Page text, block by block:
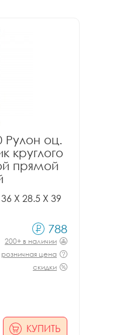
Рулон оц.
круглого
прямой
X 28.5 X 39
788
200+ в наличии
розничная цена
скидки
КУПИТЬ